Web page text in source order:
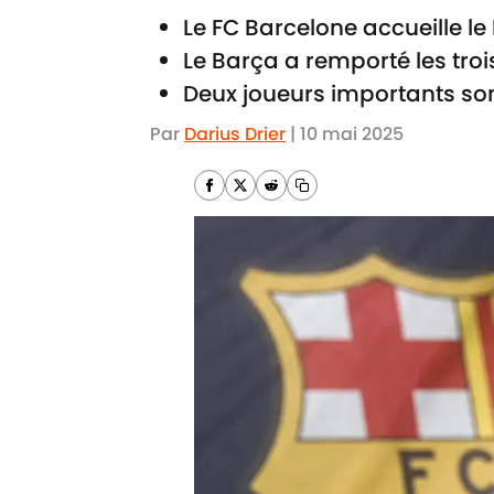
Le FC Barcelone accueille
Le Barça a remporté les
Deux joueurs importants
Par Darius Drier | 10 mai 2025